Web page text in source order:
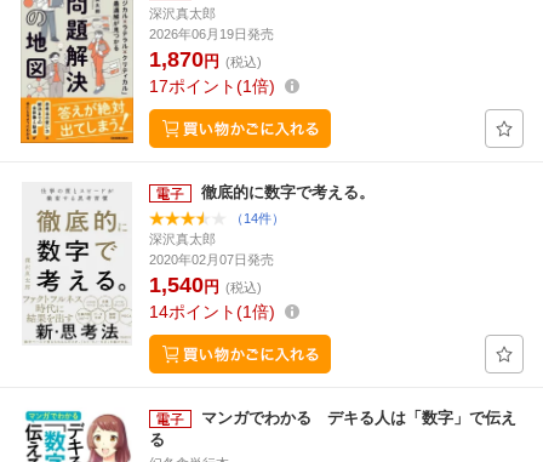
深沢真太郎
2026年06月19日発売
1,870円 (税込)
17ポイント 1倍
徹底的に数字で考える。
（14件）
深沢真太郎
2020年02月07日発売
1,540円 (税込)
14ポイント 1倍
マンガでわかる デキる人は「数字」で伝え
る